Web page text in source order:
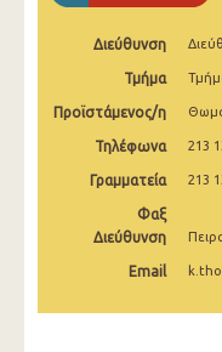
Νοεμβρίου 2024
Οκτωβρίου
Σεπτεμβρίου
Ιουλίου 2024
Διεύθυνση
Τμήμα
Προϊστάμενος/η
Τηλέφωνα 213
Γραμματεία 213
Φαξ
Διεύθυνση
Email